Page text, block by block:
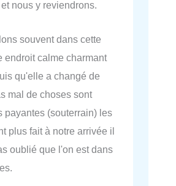
nous y reviendrons.
souvent dans cette
endroit calme charmant
qu'elle a changé de
mal de choses sont
payantes (souterrain) les
plus fait à notre arrivée il
oublié que l'on est dans